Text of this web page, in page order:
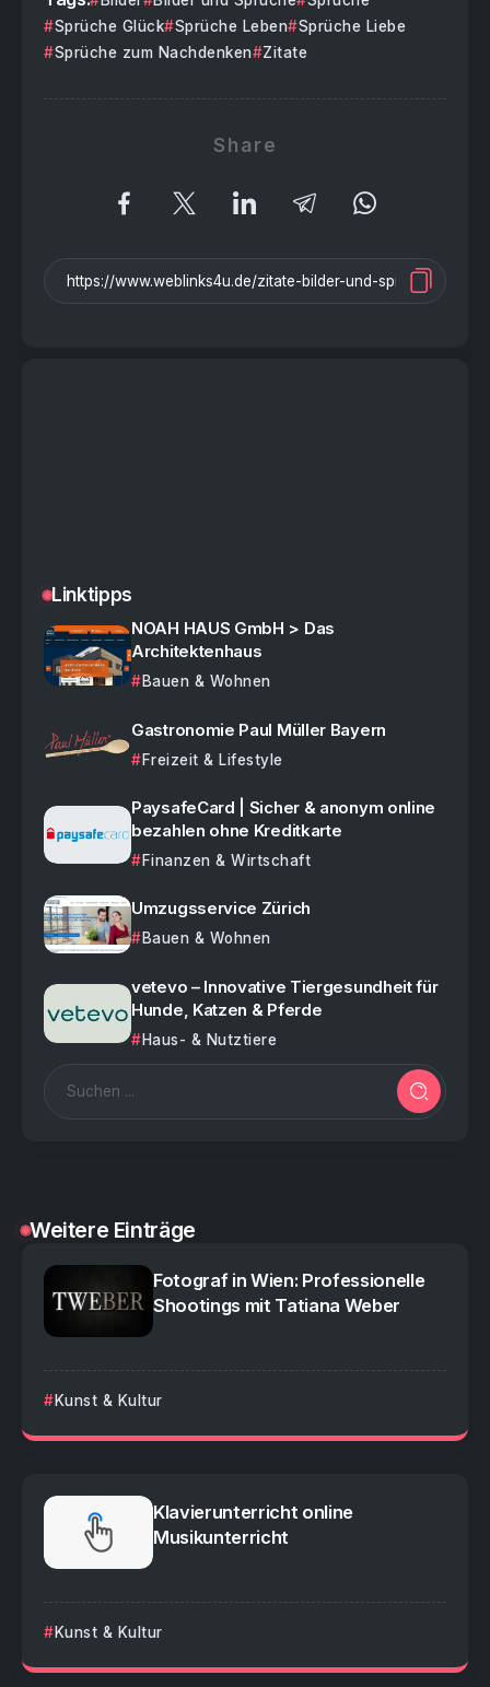
Sprüche Glück
Sprüche Leben
Sprüche Liebe
Sprüche zum Nachdenken
Zitate
Share
Linktipps
NOAH HAUS GmbH > Das
Architektenhaus
Bauen & Wohnen
Gastronomie Paul Müller Bayern
Freizeit & Lifestyle
PaysafeCard | Sicher & anonym online
bezahlen ohne Kreditkarte
Finanzen & Wirtschaft
Umzugsservice Zürich
Bauen & Wohnen
vetevo – Innovative Tiergesundheit für
Hunde, Katzen & Pferde
Haus- & Nutztiere
Weitere Einträge
Fotograf in Wien: Professionelle
Shootings mit Tatiana Weber
Kunst & Kultur
Klavierunterricht online
Musikunterricht
Kunst & Kultur